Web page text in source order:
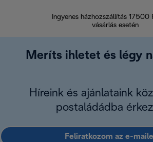
Ingyenes házhozszállítás 17500
vásárlás esetén
Meríts ihletet és légy
Híreink és ajánlataink
postaládádba
Feliratkozom az e-